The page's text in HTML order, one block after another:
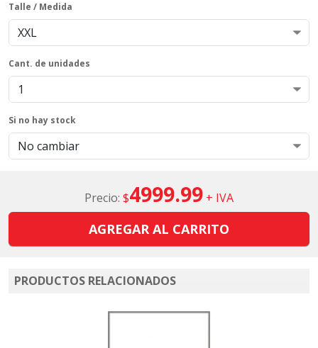
Talle / Medida
Cant. de unidades
Si no hay stock
Precio: $4999.99 + IVA
AGREGAR AL CARRITO
PRODUCTOS RELACIONADOS